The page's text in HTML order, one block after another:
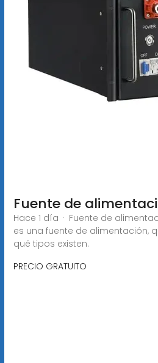
Fuente de
Hace 1 día · Fuente de
es una fuente de alimentación,
qué tipos existen.
PRECIO GRATUITO